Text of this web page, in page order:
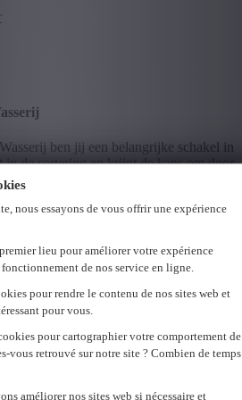
nous essayons de vous offrir une expérience
lieu pour améliorer votre expérience
de nos service en ligne.
pour rendre le contenu de nos sites web et
pour vous.
pour cartographier votre comportement de
vous retrouvé sur notre site ? Combien de temps
améliorer nos sites web si nécessaire et
ben jij een belangrijke schakel in
in de sortering en krijgt de kans om door
functie waarin je mee de volledige